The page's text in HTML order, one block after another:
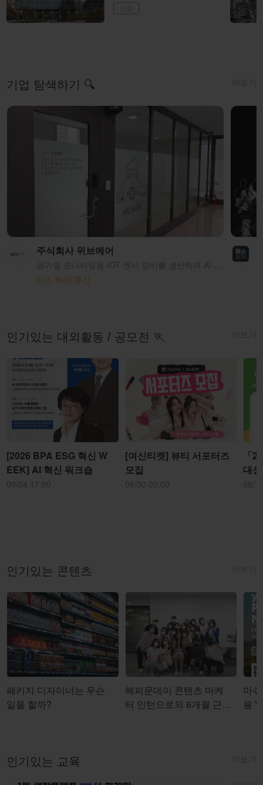
기업 탐색하기 🔍
주식회사 위브에어
제조/화학/통신
인기있는 대외활동 / 공모전 🏃
[2026 BPA ESG 혁신 W
EEK] AI 혁신 워크숍
09/04 17:00
[여신티켓] 뷰티 서포터즈
모집
08/30 00:00
「
대
08/
인기있는 콘텐츠
패키지 디자이너는 무슨
일을 할까?
해피문데이 콘텐츠 마케
터 인턴으로의 6개월 근무
마쉬
용
인기있는 교육